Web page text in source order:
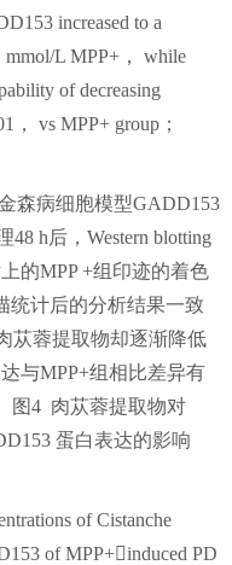
increased to a
mmol/L MPP+， while
of decreasing
， vs MPP+ group；
森病细胞模型GADD153
h后，Western blotting
的MPP +组印迹的着色
统计后的分析结果一致
苁蓉提取物却逐渐降低
与MPP+组相比差异有
4 肉苁蓉提取物对
蛋白表达的影响
of Cistanche
of MPP+induced PD